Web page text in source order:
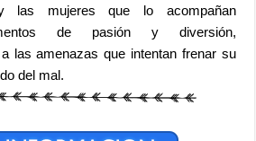
las mujeres que lo acompañan
de pasión y diversión,
las amenazas que intentan frenar su
del mal.